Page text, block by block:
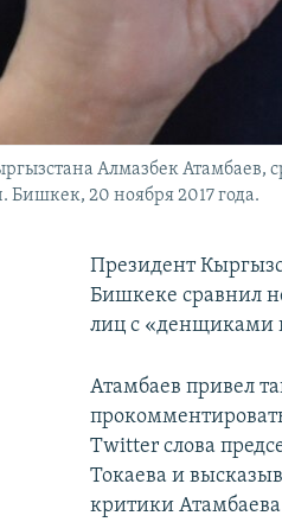
Алмазбек Атамбаев,
20 ноября 2017 года.
Президент
Бишкеке сравнил
лиц с «денщиками
Атамбаев привел
Twitter слова
Токаева и
критики Атамбаева